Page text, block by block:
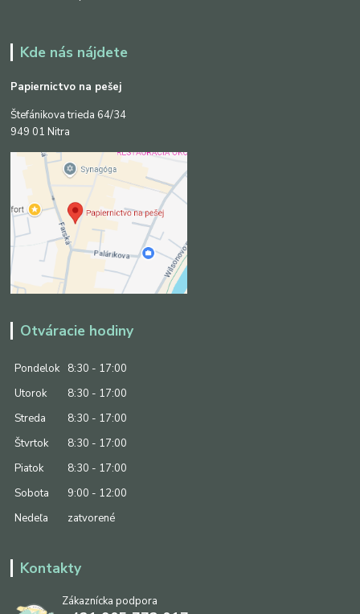
Kde nás nájdete
Papiernictvo na pešej
Štefánikova trieda 64/34
949 01 Nitra
Otváracie hodiny
Pondelok
8:30 - 17:00
Utorok
8:30 - 17:00
Streda
8:30 - 17:00
Štvrtok
8:30 - 17:00
Piatok
8:30 - 17:00
Sobota
9:00 - 12:00
Nedeľa
zatvorené
Kontakty
Zákaznícka podpora